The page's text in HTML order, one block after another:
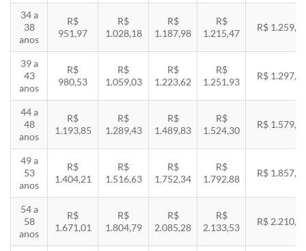
34 a
38
anos
R$
951,97
R$
1.028,18
R$
1.187,98
R$
1.215,47
R$
39 a
43
anos
R$
980,53
R$
1.059,03
R$
1.223,62
R$
1.251,93
R$
44 a
48
anos
R$
1.193,85
R$
1.289,43
R$
1.489,83
R$
1.524,30
R$
49 a
53
anos
R$
1.404,21
R$
1.516,63
R$
1.752,34
R$
1.792,88
R$
54 a
58
anos
R$
1.671,01
R$
1.804,79
R$
2.085,28
R$
2.133,53
R$